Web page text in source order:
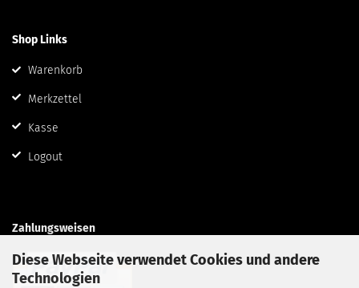
Diese Webseite verwendet Cookies und andere
Technologien
Shop Links
Warenkorb
Merkzettel
Kasse
Logout
Zahlungsweisen